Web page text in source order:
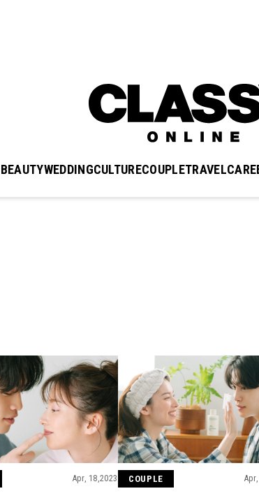
BEAUTYWEDDINGCULTURECOUPLETRAVEL
Apr, 18,2023 COUPLE
BEAUTY Aug, 5, 2026
ユニクロ名品も！日焼け対策ガ
チ勢の「ないと無理」なアイテ
ムハック7選 | CLASSY.[クラッシ
BEAUTY Aug, 6, 2026